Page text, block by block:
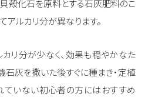
殻化石を原料とする石灰肥料のこ
アルカリ分が異なります。
リ分が少なく、効果も穏やかなた
石灰を撒いた後すぐに種まき・定植
いない初心者の方にはおすすめ